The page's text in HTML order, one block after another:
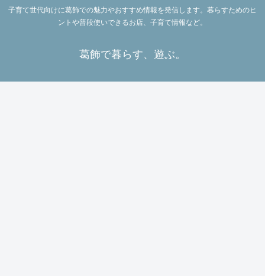
子育て世代向けに葛飾での魅力やおすすめ情報を発信します。暮らすためのヒ
ントや普段使いできるお店、子育て情報など。
葛飾で暮らす、遊ぶ。